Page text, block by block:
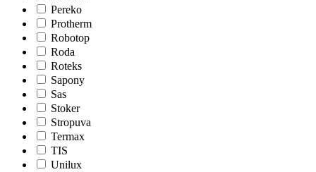
Pereko
Protherm
Robotop
Roda
Roteks
Sapony
Sas
Stoker
Stropuva
Termax
TIS
Unilux